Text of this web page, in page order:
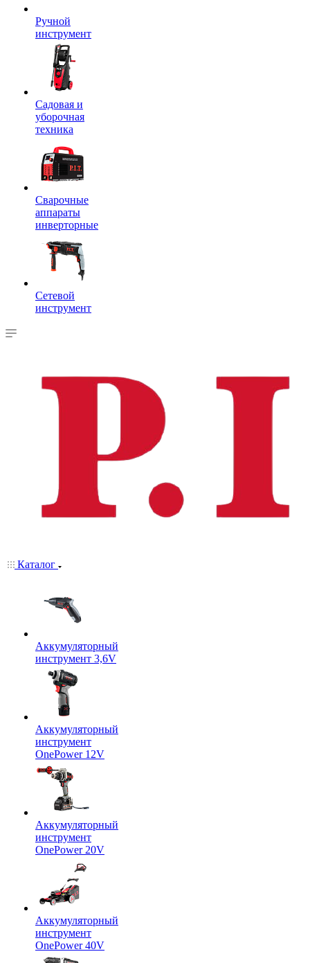
Ручной
инструмент
Садовая и
уборочная
техника
Сварочные
аппараты
инверторные
Сетевой
инструмент
Каталог
Аккумуляторный
инструмент 3,6V
Аккумуляторный
инструмент
OnePower 12V
Аккумуляторный
инструмент
OnePower 20V
Аккумуляторный
инструмент
OnePower 40V